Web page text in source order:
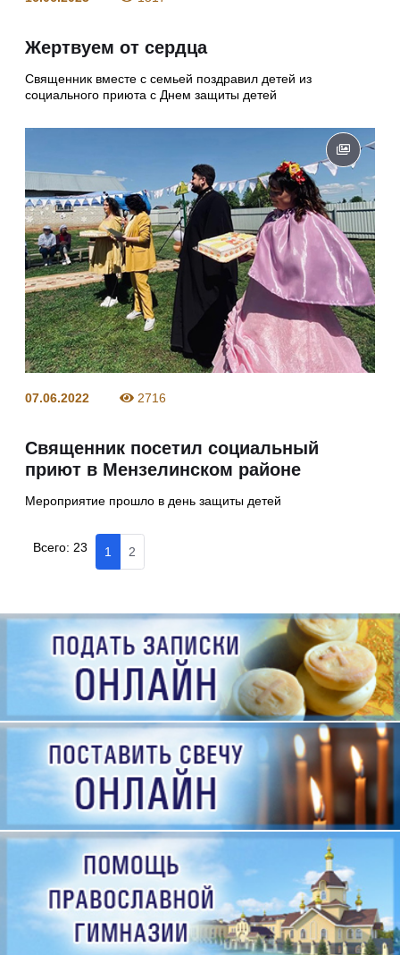
Жертвуем от сердца
Священник вместе с семьей поздравил детей из
социального приюта с Днем защиты детей
07.06.2022 2716
Священник посетил социальный
приют в Мензелинском районе
Мероприятие прошло в день защиты детей
Всего:23 1 2